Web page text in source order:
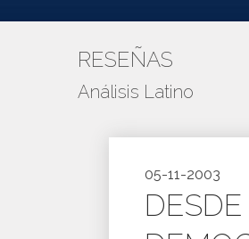
RESEÑAS
Análisis Latino
05-11-2003